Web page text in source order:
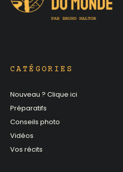
CATÉGORIES
Nouveau ? Clique ici
Préparatifs
Conseils photo
Vidéos
Vos récits